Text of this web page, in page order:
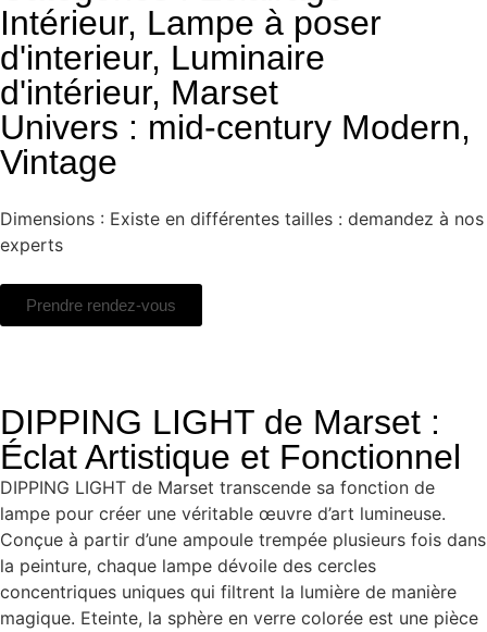
Intérieur, Lampe à poser
d'interieur, Luminaire
d'intérieur, Marset
Univers : mid-century Modern,
Vintage
Dimensions : Existe en différentes tailles : demandez à nos
experts
Prendre rendez-vous
DIPPING LIGHT de Marset :
Éclat Artistique et Fonctionnel
DIPPING LIGHT de Marset transcende sa fonction de
lampe pour créer une véritable œuvre d’art lumineuse.
Conçue à partir d’une ampoule trempée plusieurs fois dans
la peinture, chaque lampe dévoile des cercles
concentriques uniques qui filtrent la lumière de manière
magique. Eteinte, la sphère en verre colorée est une pièce